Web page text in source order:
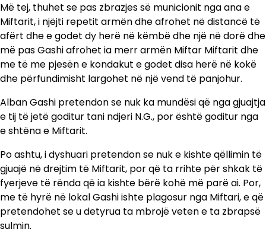
Më tej, thuhet se pas zbrazjes së municionit nga ana e
Miftarit, i njëjti repetit armën dhe afrohet në distancë të
afërt dhe e godet dy herë në këmbë dhe një në dorë dhe
më pas Gashi afrohet ia merr armën Miftar Miftarit dhe
me të me pjesën e kondakut e godet disa herë në kokë
dhe përfundimisht largohet në një vend të panjohur.
Alban Gashi pretendon se nuk ka mundësi që nga gjuajtja
e tij të jetë goditur tani ndjeri N.G., por është goditur nga
e shtëna e Miftarit.
Po ashtu, i dyshuari pretendon se nuk e kishte qëllimin të
gjuajë në drejtim të Miftarit, por që ta rrihte për shkak të
fyerjeve të rënda që ia kishte bërë kohë më parë ai. Por,
me të hyrë në lokal Gashi ishte plagosur nga Miftari, e që
pretendohet se u detyrua ta mbrojë veten e ta zbrapsë
sulmin.